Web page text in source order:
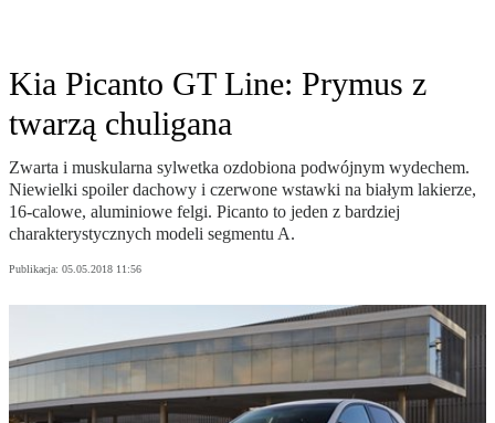
Kia Picanto GT Line: Prymus z
twarzą chuligana
Zwarta i muskularna sylwetka ozdobiona podwójnym wydechem.
Niewielki spoiler dachowy i czerwone wstawki na białym lakierze,
16-calowe, aluminiowe felgi. Picanto to jeden z bardziej
charakterystycznych modeli segmentu A.
Publikacja: 05.05.2018 11:56